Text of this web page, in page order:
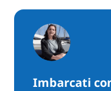
Imbarcati